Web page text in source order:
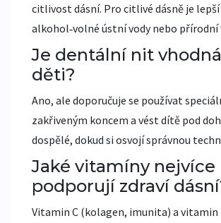
citlivost dásní. Pro citlivé dásně je
alkohol‑volné ústní vody nebo přírodní
Je dentální nit
děti?
Ano, ale doporučuje se používat
zakřiveným koncem a vést dítě pod
dospělé, dokud si osvojí správnou
Jaké vitamíny nejvíce
podporují zdraví
Vitamin C (kolagen, imunita) a vitamin